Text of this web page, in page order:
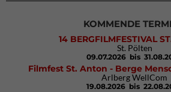
KOMMENDE
14 BERGFILMFESTIVAL
St. Pölten
09.07.2026 bis
Filmfest St. Anton - Berge
Arlberg WellCom
19.08.2026 bis